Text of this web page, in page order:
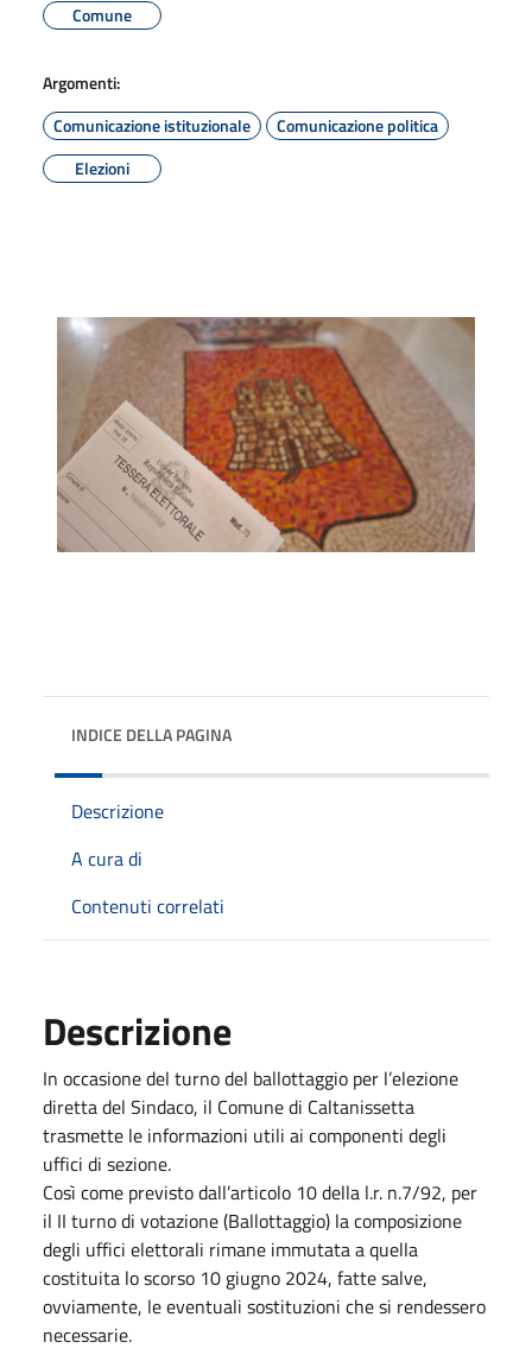
Comune
Argomenti:
Comunicazione istituzionale
Comunicazione politica
Elezioni
INDICE DELLA PAGINA
Descrizione
A cura di
Contenuti correlati
Descrizione
In occasione del turno del ballottaggio per l’elezione
diretta del Sindaco, il Comune di Caltanissetta
trasmette le informazioni utili ai componenti degli
uffici di sezione.
Così come previsto dall’articolo 10 della l.r. n.7/92, per
il II turno di votazione (Ballottaggio) la composizione
degli uffici elettorali rimane immutata a quella
costituita lo scorso 10 giugno 2024, fatte salve,
ovviamente, le eventuali sostituzioni che si rendessero
necessarie.